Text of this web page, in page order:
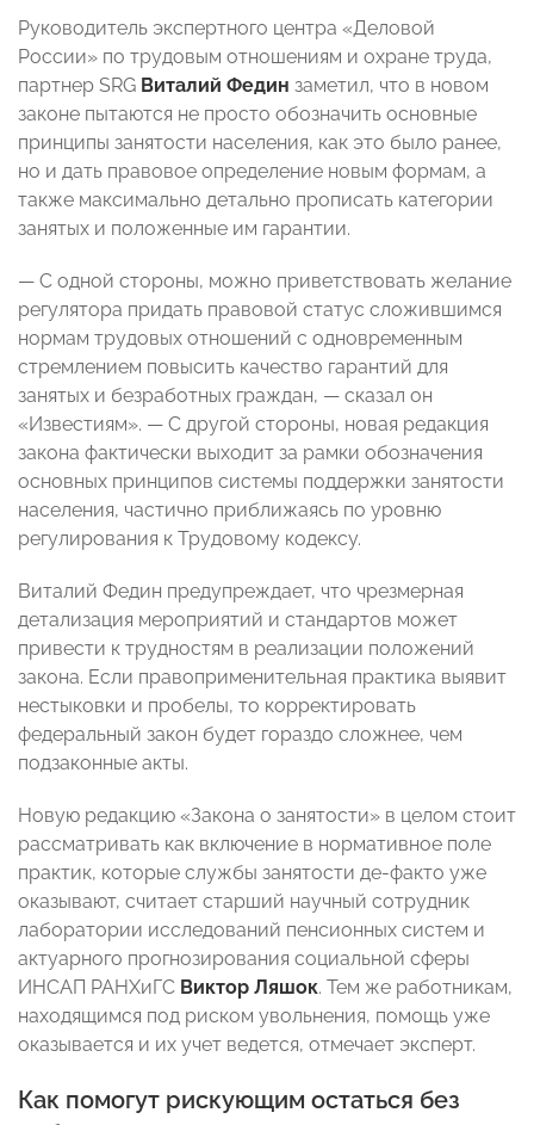
Руководитель экспертного центра «Деловой
России» по трудовым отношениям и охране труда,
партнер SRG Виталий Федин заметил, что в новом
законе пытаются не просто обозначить основные
принципы занятости населения, как это было ранее,
но и дать правовое определение новым формам, а
также максимально детально прописать категории
занятых и положенные им гарантии.
— С одной стороны, можно приветствовать желание
регулятора придать правовой статус сложившимся
нормам трудовых отношений с одновременным
стремлением повысить качество гарантий для
занятых и безработных граждан, — сказал он
«Известиям». — С другой стороны, новая редакция
закона фактически выходит за рамки обозначения
основных принципов системы поддержки занятости
населения, частично приближаясь по уровню
регулирования к Трудовому кодексу.
Виталий Федин предупреждает, что чрезмерная
детализация мероприятий и стандартов может
привести к трудностям в реализации положений
закона. Если правоприменительная практика выявит
нестыковки и пробелы, то корректировать
федеральный закон будет гораздо сложнее, чем
подзаконные акты.
Новую редакцию «Закона о занятости» в целом стоит
рассматривать как включение в нормативное поле
практик, которые службы занятости де-факто уже
оказывают, считает старший научный сотрудник
лаборатории исследований пенсионных систем и
актуарного прогнозирования социальной сферы
ИНСАП РАНХиГС Виктор Ляшок. Тем же работникам,
находящимся под риском увольнения, помощь уже
оказывается и их учет ведется, отмечает эксперт.
Как помогут рискующим остаться без